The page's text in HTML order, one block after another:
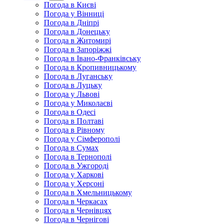
Погода в Києві
Погода у Вінниці
Погода в Дніпрі
Погода в Донецьку
Погода в Житомирі
Погода в Запоріжжі
Погода в Івано-Франківську
Погода в Кропивницькому
Погода в Луганську
Погода в Луцьку
Погода у Львові
Погода у Миколаєві
Погода в Одесі
Погода в Полтаві
Погода в Рівному
Погода у Сімферополі
Погода в Сумах
Погода в Тернополі
Погода в Ужгороді
Погода у Харкові
Погода у Херсоні
Погода в Хмельницькому
Погода в Черкасах
Погода в Чернівцях
Погода в Чернігові